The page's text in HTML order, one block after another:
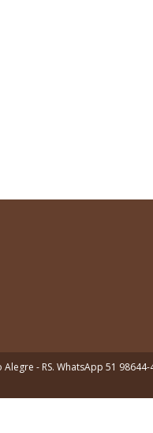
- RS. WhatsApp 51 98644-